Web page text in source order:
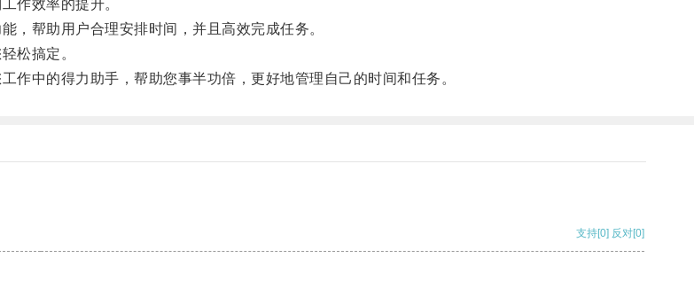
作效率的提升。
帮助用户合理安排时间，并且高效完成任务。
松搞定。
中的得力助手，帮助您事半功倍，更好地管理自己的时间和任务。
支持[0] 反对[0]